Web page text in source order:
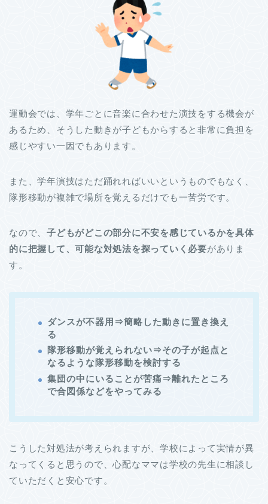
運動会では、学年ごとに音楽に合わせた演技をする機会が
あるため、そうした動きが子どもからすると非常に負担を
感じやすい一因でもあります。
また、学年演技はただ踊れればいいというものでもなく、
隊形移動が複雑で場所を覚えるだけでも一苦労です。
なので、子どもがどこの部分に不安を感じているかを具体
的に把握して、可能な対処法を探っていく必要がありま
す。
ダンスが不器用⇒簡略した動きに置き換え
る
隊形移動が覚えられない⇒その子が起点と
なるような隊形移動を検討する
集団の中にいることが苦痛⇒離れたところ
で合図係などをやってみる
こうした対処法が考えられますが、学校によって実情が異
なってくると思うので、心配なママは学校の先生に相談し
ていただくと安心です。